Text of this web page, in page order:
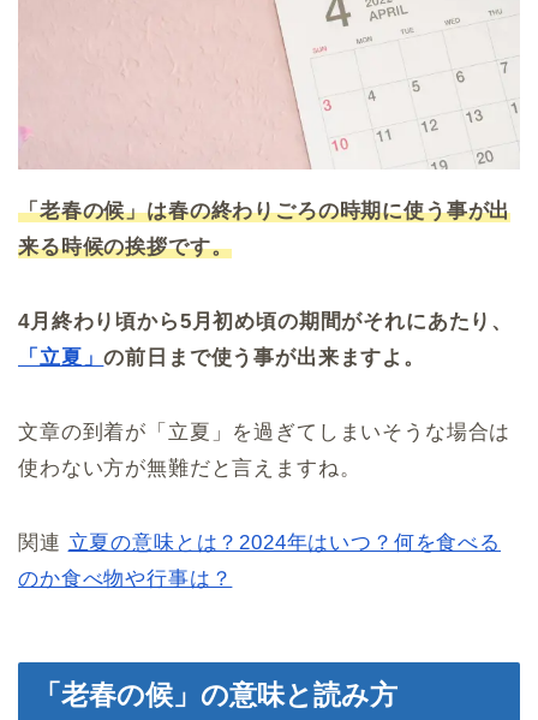
「老春の候」は春の終わりごろの時期に使う事が出
来る時候の挨拶です。
4月終わり頃から5月初め頃の期間がそれにあたり、
「立夏」の前日まで使う事が出来ますよ。
文章の到着が「立夏」を過ぎてしまいそうな場合は
使わない方が無難だと言えますね。
関連 立夏の意味とは？2024年はいつ？何を食べる
のか食べ物や行事は？
「老春の候」の意味と読み方